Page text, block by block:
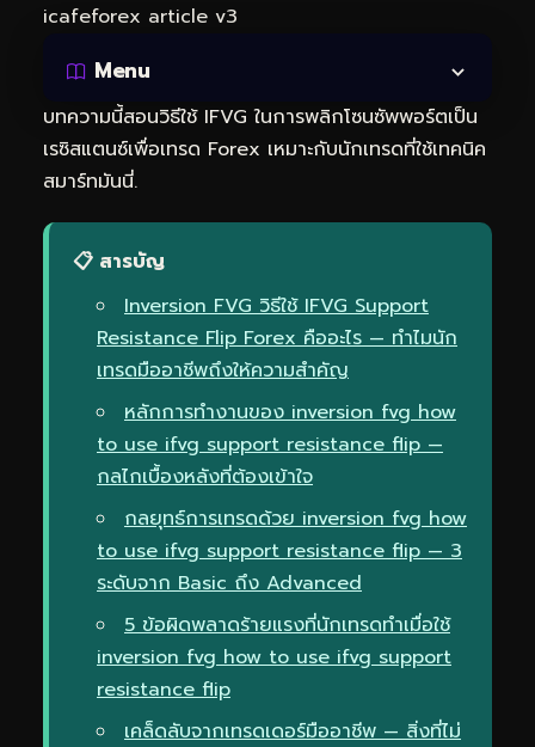
icafeforex article v3
Menu
บทความนี้สอนวิธีใช้ IFVG ในการพลิกโซนซัพพอร์ตเป็น
เรซิสแตนซ์เพื่อเทรด Forex เหมาะกับนักเทรดที่ใช้เทคนิค
สมาร์ทมันนี่.
📋 สารบัญ
Inversion FVG วิธีใช้ IFVG Support
Resistance Flip Forex คืออะไร — ทำไมนัก
เทรดมืออาชีพถึงให้ความสำคัญ
หลักการทำงานของ inversion fvg how
to use ifvg support resistance flip —
กลไกเบื้องหลังที่ต้องเข้าใจ
กลยุทธ์การเทรดด้วย inversion fvg how
to use ifvg support resistance flip — 3
ระดับจาก Basic ถึง Advanced
5 ข้อผิดพลาดร้ายแรงที่นักเทรดทำเมื่อใช้
inversion fvg how to use ifvg support
resistance flip
เคล็ดลับจากเทรดเดอร์มืออาชีพ — สิ่งที่ไม่